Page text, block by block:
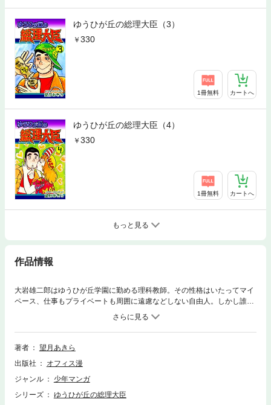
ゆうひが丘の総理大臣（3）
330
1冊無料 カートへ
ゆうひが丘の総理大臣（4）
330
1冊無料 カートへ
もっと見る
作品情報
大岩雄二郎はゆうひが丘学園に勤める理科教師。その性格はいたってマイ
ペース、仕事もプライベートも周囲に遠慮などしない自由人。しかし誰と
でも垣根を作らずに接するので、次第に一部の教師や生徒から人望を集め
るようになった。しかし、いつものように学園内で自由気ままにふるまう
雄二郎の前に、アメリカ出身の強敵が現われた！ 彼女は雄二郎がコロン
ビア大学にいたときのクラスメイト、ヘレン。人目をはばからぬ愛情表現
は、まるでアメリカ名物の特大ハリケーン。さすがの雄二郎もタジタジと
なり、暴雨風がおさまるのをじっと待つしかない。が、この嵐は雄二郎の
は教え子のひとり、大宮次男のひねくれた頭脳に解決を任せるが、そうう
著者
望月あきら
出版社
オフィス漫
ジャンル
少年マンガ
シリーズ
ゆうひが丘の総理大臣